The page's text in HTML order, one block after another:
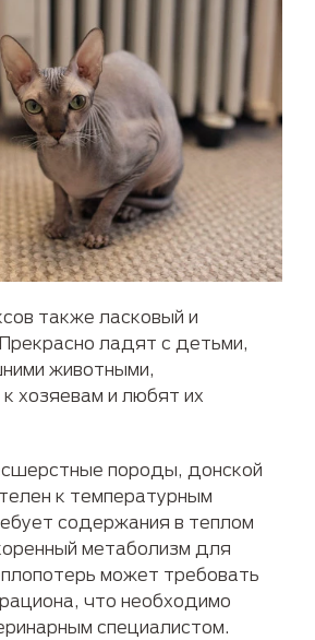
также ласковый и
ладят с детьми,
животными,
хозяевам и любят их
породы, донской
к температурным
содержания в теплом
метаболизм для
может требовать
что необходимо
специалистом.